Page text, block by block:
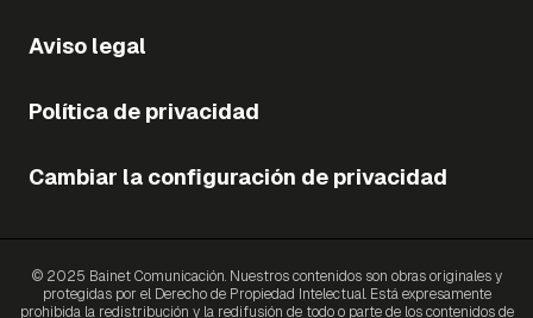
Aviso legal
Política de privacidad
Cambiar la configuración de privacidad
© 2025 Bainet Comunicación. Nuestros contenidos son obras originales y
protegidas por el Derecho de Propiedad Intelectual. Está expresamente
prohibida la redistribución y la redifusión de todo o parte de los contenidos de